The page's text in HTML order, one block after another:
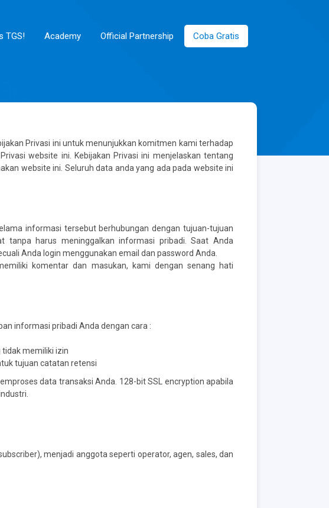
TGS! Academy Official Partnership Coba Gratis
Privasi ini untuk menunjukkan komitmen kami terhadap
website ini. Kebijakan Privasi ini menjelaskan tentang
website ini. Seluruh data anda yang ada pada website ini
informasi tersebut berhubungan dengan tujuan-tujuan
tanpa harus meninggalkan informasi pribadi. Saat Anda
Anda login menggunakan email dan password Anda.
komentar dan masukan, kami dengan senang hati
informasi pribadi Anda dengan cara :
memiliki izin
tujuan catatan retensi
data transaksi Anda. 128-bit SSL encryption apabila
menjadi anggota seperti operator, agen, sales, dan